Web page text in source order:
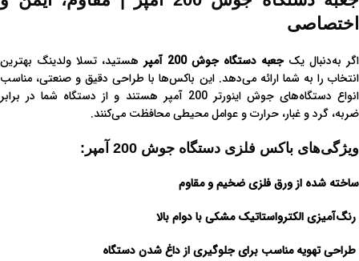
اختصاصی
اگر به‌دنبال یکجعبه دستگاه جوش 200 آمپر
هستید، تسلا ولدینگ بهترین
انتخاب را به شما ارائه می‌دهد. این باکس‌ها با طراحی دقیق و صنعتی، مناسب
انواع دستگاه‌های جوش اینورتر 200 آمپر هستند و از دستگاه شما در برابر
ضربه، گرد و غبار، حرارت و عوامل محیطی محافظت می‌کنند.
ویژگی‌های باکس فلزی دستگاه جوش 200 آمپر:
ساخته شده از ورق فلزی ضخیم و مقاوم
رنگ‌آمیزی الکترواستاتیک مشکی با دوام بالا
طراحی تهویه مناسب برای جلوگیری از داغ شدن دستگاه